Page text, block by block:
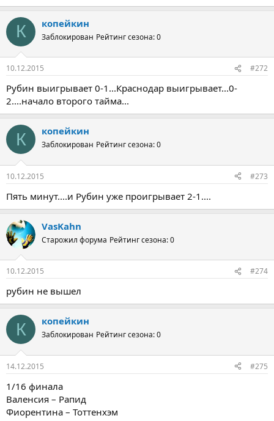
К копейкин
Заблокирован Рейтинг сезона: 0
10.12.2015 #272
Рубин выигрывает 0-1...Краснодар выигрывает...0-
2....начало второго тайма...
К копейкин
Заблокирован Рейтинг сезона: 0
10.12.2015 #273
Пять минут....и Рубин уже проигрывает 2-1....
VasKahn
Старожил форума Рейтинг сезона: 0
10.12.2015 #274
рубин не вышел
К копейкин
Заблокирован Рейтинг сезона: 0
14.12.2015 #275
1/16 финала
Валенсия – Рапид
Фиорентина – Тоттенхэм